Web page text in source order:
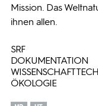
Mission. Das
ihnen allen.
SRF
DOKUMENTATION
WISSENSCHAFT
ÖKOLOGIE